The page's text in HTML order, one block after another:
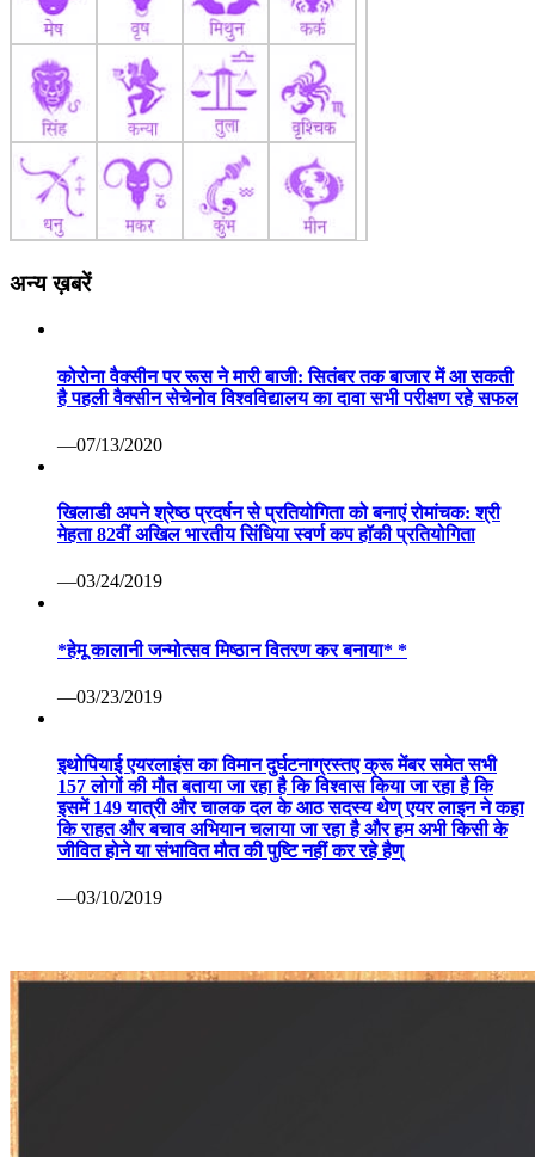
अन्य ख़बरें
कोरोना वैक्सीन पर रूस ने मारी बाजी: सितंबर तक बाजार में आ सकती
है पहली वैक्सीन सेचेनोव विश्वविद्यालय का दावा सभी परीक्षण रहे सफल
—07/13/2020
खिलाडी अपने श्रेष्ठ प्रदर्षन से प्रतियोगिता को बनाएं रोमांचक: श्री
मेहता 82वीं अखिल भारतीय सिंधिया स्वर्ण कप हॉकी प्रतियोगिता
—03/24/2019
*हेमू कालानी जन्मोत्सव मिष्ठान वितरण कर बनाया* *
—03/23/2019
इथोपियाई एयरलाइंस का विमान दुर्घटनाग्रस्तए क्रू मेंबर समेत सभी
157 लोगों की मौत बताया जा रहा है कि विश्वास किया जा रहा है कि
इसमें 149 यात्री और चालक दल के आठ सदस्य थेण् एयर लाइन ने कहा
कि राहत और बचाव अभियान चलाया जा रहा है और हम अभी किसी के
जीवित होने या संभावित मौत की पुष्टि नहीं कर रहे हैण्
—03/10/2019